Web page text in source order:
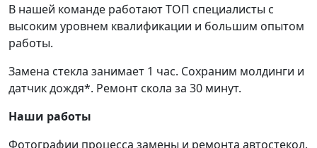
В нашей команде работают ТОП специалисты с
высоким уровнем квалификации и большим опытом
работы.
Замена стекла занимает 1 час. Сохраним молдинги и
датчик дождя*. Ремонт скола за 30 минут.
Наши работы
Фотографии процесса замены и ремонта автостекол.